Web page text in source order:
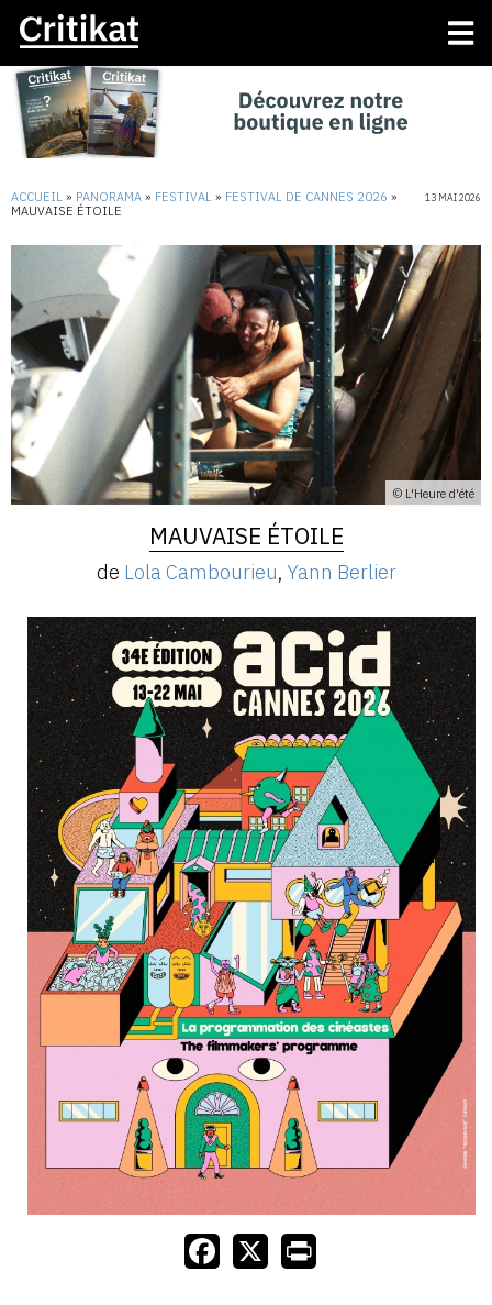
ACCUEIL » PANORAMA » FESTIVAL » FESTIVAL DE CANNES 2026 »
MAUVAISE ÉTOILE
13 MAI 2026
© L'Heure d'été
MAUVAISE ÉTOILE
de Lola Cambourieu, Yann Berlier